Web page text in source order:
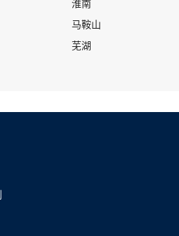
淮南
马鞍山
芜湖